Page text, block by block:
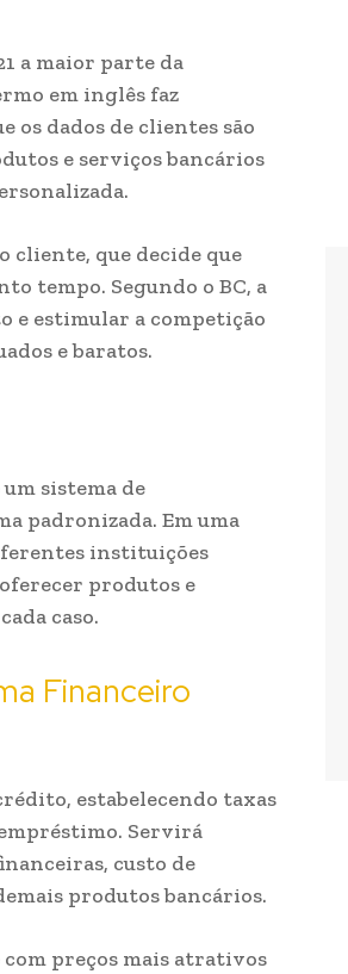
a maior parte da
em inglês faz
os dados de clientes são
e serviços bancários
cliente, que decide que
tempo. Segundo o BC, a
e estimular a competição
e baratos.
sistema de
padronizada. Em uma
instituições
produtos e
caso.
Financeiro
estabelecendo taxas
Servirá
custo de
produtos bancários.
preços mais atrativos